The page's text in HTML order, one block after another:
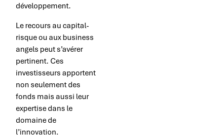
développement.
Le recours au capital-
risque ou aux business
angels peut s’avérer
pertinent. Ces
investisseurs apportent
non seulement des
fonds mais aussi leur
expertise dans le
domaine de
l’innovation.